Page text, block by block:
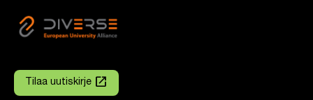
Tilaa uutiskirje
Linkki avautuu uuteen välilehteen
launch